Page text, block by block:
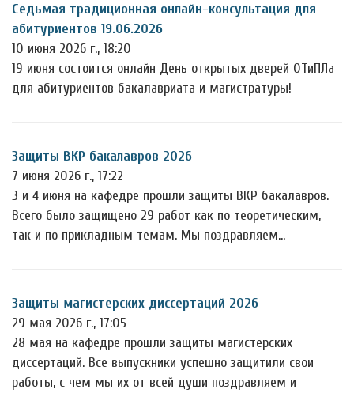
Седьмая традиционная онлайн-консультация для
абитуриентов 19.06.2026
10 июня 2026 г., 18:20
19 июня состоится онлайн День открытых дверей ОТиПЛа
для абитуриентов бакалавриата и магистратуры!
Защиты ВКР бакалавров 2026
7 июня 2026 г., 17:22
3 и 4 июня на кафедре прошли защиты ВКР бакалавров.
Всего было защищено 29 работ как по теоретическим,
так и по прикладным темам. Мы поздравляем…
Защиты магистерских диссертаций 2026
29 мая 2026 г., 17:05
28 мая на кафедре прошли защиты магистерских
диссертаций. Все выпускники успешно защитили свои
работы, с чем мы их от всей души поздравляем и